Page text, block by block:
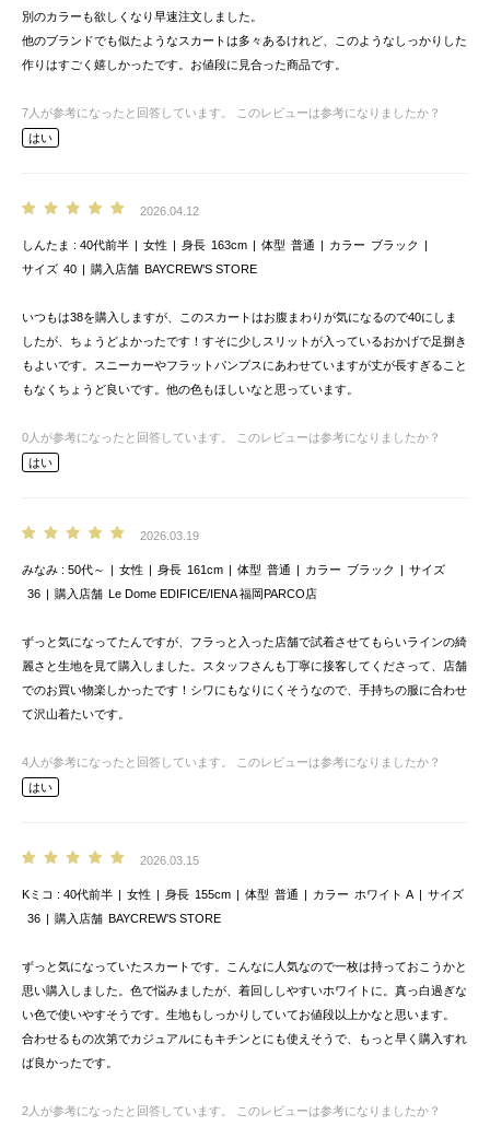
別のカラーも欲しくなり早速注文しました。
他のブランドでも似たようなスカートは多々あるけれど、このようなしっかりした
作りはすごく嬉しかったです。お値段に見合った商品です。
7 人が参考になったと回答しています。
このレビューは参考になりましたか？
はい
2026.04.12
しんたま 40代前半 女性 身長 163cm 体型 普通 カラー ブラック
サイズ 40 購入店舗 BAYCREW’S STORE
いつもは38を購入しますが、このスカートはお腹まわりが気になるので40にしま
したが、ちょうどよかったです！すそに少しスリットが入っているおかげで足捌き
もよいです。スニーカーやフラットパンプスにあわせていますが丈が長すぎること
もなくちょうど良いです。他の色もほしいなと思っています。
0 人が参考になったと回答しています。
このレビューは参考になりましたか？
はい
2026.03.19
みなみ 50代～ 女性 身長 161cm 体型 普通 カラー ブラック
サイズ
36
購入店舗 Le Dome EDIFICE/IENA 福岡PARCO店
ずっと気になってたんですが、フラっと入った店舗で試着させてもらいラインの綺
麗さと生地を見て購入しました。スタッフさんも丁寧に接客してくださって、店舗
でのお買い物楽しかったです！シワにもなりにくそうなので、手持ちの服に合わせ
て沢山着たいです。
4 人が参考になったと回答しています。
このレビューは参考になりましたか？
はい
2026.03.15
Kミコ 40代前半 女性 身長 155cm 体型 普通 カラー ホワイト A
サイズ
36
購入店舗 BAYCREW’S STORE
ずっと気になっていたスカートです。こんなに人気なので一枚は持っておこうかと
思い購入しました。色で悩みましたが、着回ししやすいホワイトに。真っ白過ぎな
い色で使いやすそうです。生地もしっかりしていてお値段以上かなと思います。
合わせるもの次第でカジュアルにもキチンとにも使えそうで、もっと早く購入すれ
ば良かったです。
2 人が参考になったと回答しています。 このレビューは参考になりましたか？